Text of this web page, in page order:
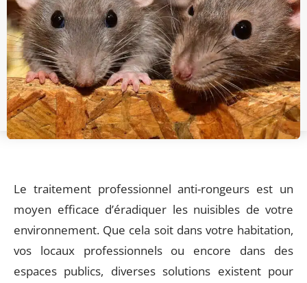
Le traitement professionnel anti-rongeurs est un
moyen efficace d’éradiquer les nuisibles de votre
environnement. Que cela soit dans votre habitation,
vos locaux professionnels ou encore dans des
espaces publics, diverses solutions existent pour